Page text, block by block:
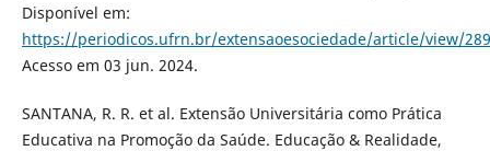
Disponível em:
https://periodicos.ufrn.br/extensaoesociedade/article/view/
Acesso em 03 jun. 2024.
SANTANA, R. R. et al. Extensão Universitária como Prática
Educativa na Promoção da Saúde. Educação & Realidade,